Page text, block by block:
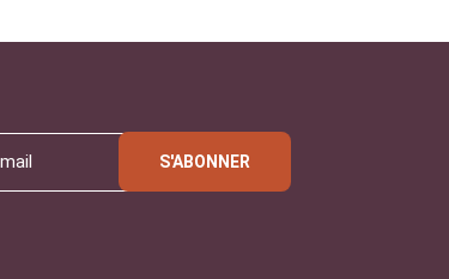
S'ABONNER